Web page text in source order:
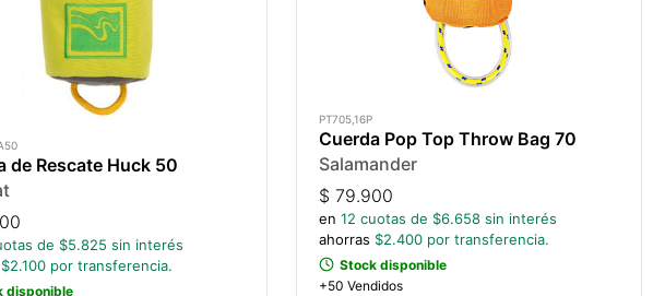
de Rescate Huck 50
de $5.825 sin interés
$2.100por transferencia.
disponible
PT705,16P
Cuerda Pop Top Throw Bag 70
Salamander
$79.900
en 12 cuotas de $6.658 sin interés
ahorras $2.400 por transferencia.
Stock disponible
+50 Vendidos